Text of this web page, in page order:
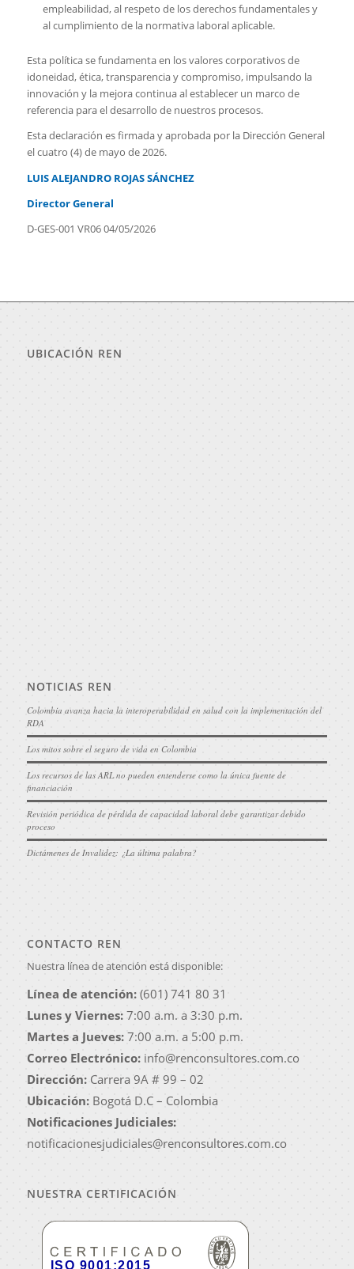
empleabilidad, al respeto de los derechos fundamentales y
al cumplimiento de la normativa laboral aplicable.
Esta política se fundamenta en los valores corporativos de
idoneidad, ética, transparencia y compromiso, impulsando la
innovación y la mejora continua al establecer un marco de
referencia para el desarrollo de nuestros procesos.
Esta declaración es firmada y aprobada por la Dirección General
el cuatro (4) de mayo de 2026.
LUIS ALEJANDRO ROJAS SÁNCHEZ
Director General
D-GES-001 VR06 04/05/2026
UBICACIÓN REN
NOTICIAS REN
Colombia avanza hacia la interoperabilidad en salud con la implementación del
RDA
Los mitos sobre el seguro de vida en Colombia
Los recursos de las ARL no pueden entenderse como la única fuente de
financiación
Revisión periódica de pérdida de capacidad laboral debe garantizar debido
proceso
Dictámenes de Invalidez: ¿La última palabra?
CONTACTO REN
Nuestra línea de atención está disponible:
Línea de atención: (601) 741 80 31
Lunes y Viernes: 7:00 a.m. a 3:30 p.m.
Martes a Jueves: 7:00 a.m. a 5:00 p.m.
Correo Electrónico: info@renconsultores.com.co
Dirección: Carrera 9A # 99 – 02
Ubicación: Bogotá D.C – Colombia
Notificaciones Judiciales:
notificacionesjudiciales@renconsultores.com.co
NUESTRA CERTIFICACIÓN